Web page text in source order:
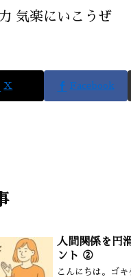
気楽にいこうぜ
X Facebook
人間関係を円
ント ②
こんにちは。ゴ